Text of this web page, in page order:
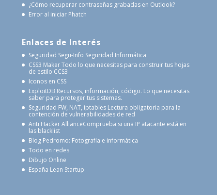
¿Cómo recuperar contraseñas grabadas en Outlook?
Error al iniciar Phatch
Enlaces de Interés
Seguridad Segu-Info Seguridad Informática
CSS3 MakerTodo lo que necesitas para construir tus hojas
de estilo CCS3
Iconos en CSS
ExploitDB Recursos, información, código. Lo que necesitas
saber para proteger tus sistemas.
Seguridad FW, NAT, iptablesLectura obligatoria para la
contención de vulnerabilidades de red
Anti Hacker AllianceComprueba si una IP atacante está en
las blacklist
Blog Pedromo: Fotografía e informática
Todo en redes
Dibujo Online
España Lean Startup